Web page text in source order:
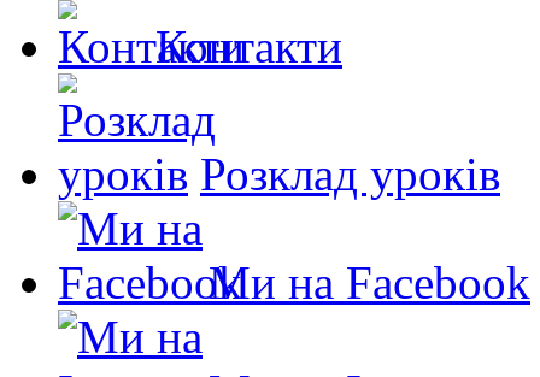
Контакти
Розклад уроків
Ми на Facebook